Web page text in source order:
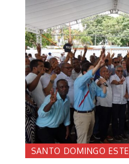
SANTO DOMINGO ESTE